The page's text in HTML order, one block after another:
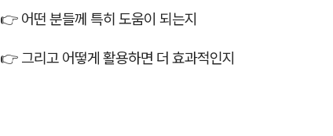
👉 어떤 분들께 특히 도움이 되는지
👉 그리고 어떻게 활용하면 더 효과적인지